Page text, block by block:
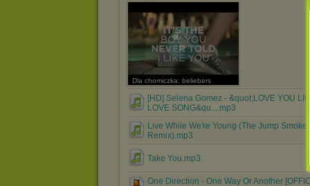
Dla chomiczka: beliebers
[HD] Selena Gomez - &quot;LOVE YOU
LOVE SONG&qu....mp3
Live While We're Young (The Jump Smokers
Remix).mp3
Take You.mp3
One Direction - One Way Or Another